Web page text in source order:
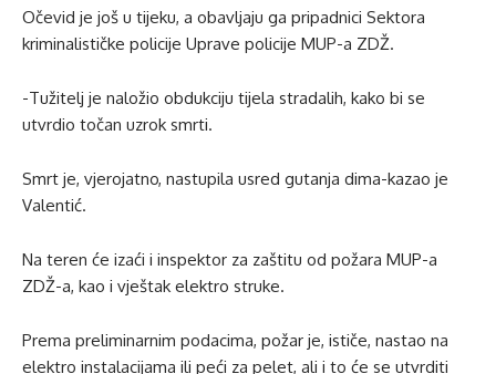
Očevid je još u tijeku, a obavljaju ga pripadnici Sektora
kriminalističke policije Uprave policije MUP-a ZDŽ.
-Tužitelj je naložio obdukciju tijela stradalih, kako bi se
utvrdio točan uzrok smrti.
Smrt je, vjerojatno, nastupila usred gutanja dima-kazao je
Valentić.
Na teren će izaći i inspektor za zaštitu od požara MUP-a
ZDŽ-a, kao i vještak elektro struke.
Prema preliminarnim podacima, požar je, ističe, nastao na
elektro instalacijama ili peći za pelet, ali i to će se utvrditi